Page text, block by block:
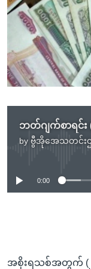
ရန်
ညွန်း
စာမျက်နှာ
ကျော်
ကြည့်
မကြေးမုံရဲ့ အင်္ဂလိပ်စ
ရုပ်ရှင်ထဲက အင်္ဂလိ
သုတပဒေသာ အင်္ဂ
ရေဒီယို
တီဗွီ
ရေဒီယိုနှင့်ရုပ်သံ အ
ရေဒီယို/တီဗွီအစီအ
Learning English
ဘာသာစကားများ
ဘတ်ဂျက်စာရင်း
by ဗွီအိုအေသတင်းဌ
No
0:00
အစိုးရသစ်အတွက် (၂၀